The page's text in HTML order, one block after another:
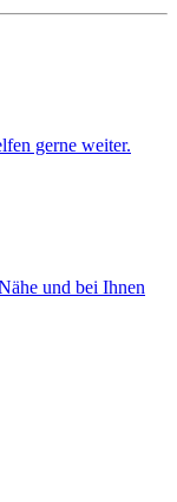
gerne weiter.
und bei Ihnen